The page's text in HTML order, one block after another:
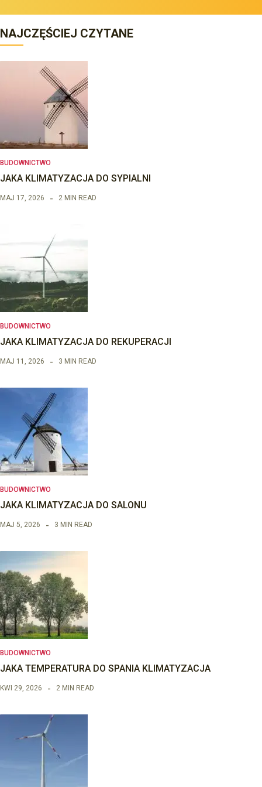
NAJCZĘŚCIEJ CZYTANE
BUDOWNICTWO
JAKA KLIMATYZACJA DO SYPIALNI
MAJ 17, 2026 2 MIN READ
BUDOWNICTWO
JAKA KLIMATYZACJA DO REKUPERACJI
MAJ 11, 2026 3 MIN READ
BUDOWNICTWO
JAKA KLIMATYZACJA DO SALONU
MAJ 5, 2026 3 MIN READ
BUDOWNICTWO
JAKA TEMPERATURA DO SPANIA KLIMATYZACJA
KWI 29, 2026 2 MIN READ